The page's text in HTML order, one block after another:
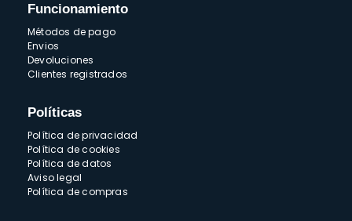
Funcionamiento
Métodos de pago
Envios
Devoluciones
Clientes registrados
Políticas
Política de privacidad
Política de cookies
Política de datos
Aviso legal
Política de compras